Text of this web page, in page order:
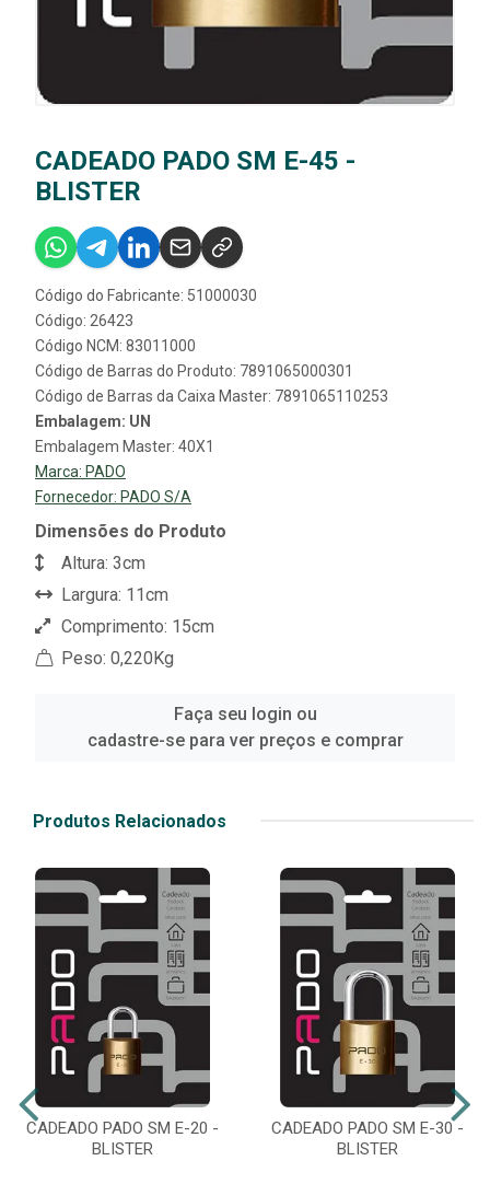
CADEADO PADO SM E-45 -
BLISTER
Código do Fabricante: 51000030
Código: 26423
Código NCM: 83011000
Código de Barras do Produto: 7891065000301
Código de Barras da Caixa Master: 7891065110253
Embalagem: UN
Embalagem Master: 40X1
Marca: PADO
Fornecedor: PADO S/A
Dimensões do Produto
Altura: 3cm
Largura: 11cm
Comprimento: 15cm
Peso: 0,220Kg
Faça seu login ou
cadastre-se para ver preços e comprar
Produtos Relacionados
CADEADO PADO SM E-20 -
BLISTER
CADEADO PADO SM E-30 -
BLISTER